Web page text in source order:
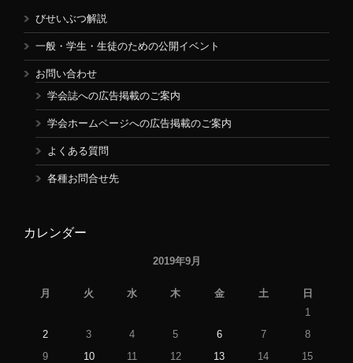
びせいぶつ解説
一般・学生・生徒のための公開イベント
お問い合わせ
学会誌への広告掲載のご案内
学会ホームページへの広告掲載のご案内
よくある質問
各種お問合せ先
カレンダー
2019年9月
月 火 水 木 金 土
日
1
2
3 4 5 6 7
8
9
10 11 12 13 14
15